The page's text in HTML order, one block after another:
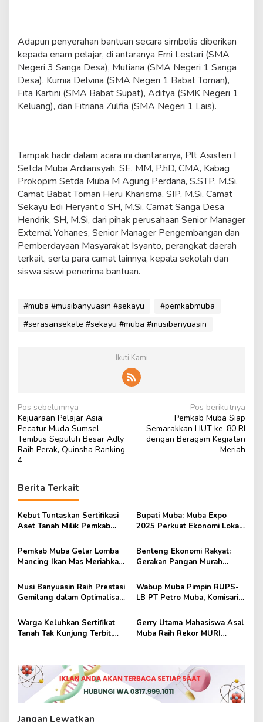
Adapun penyerahan bantuan secara simbolis diberikan
kepada enam pelajar, di antaranya Erni Lestari (SMA
Negeri 3 Sanga Desa), Mutiana (SMA Negeri 1 Sanga
Desa), Kurnia Delvina (SMA Negeri 1 Babat Toman),
Fita Kartini (SMA Babat Supat), Aditya (SMK Negeri 1
Keluang), dan Fitriana Zulfia (SMA Negeri 1 Lais).
Tampak hadir dalam acara ini diantaranya, Plt Asisten I
Setda Muba Ardiansyah, SE, MM, P.hD, CMA, Kabag
Prokopim Setda Muba M Agung Perdana, S.STP, M.Si,
Camat Babat Toman Heru Kharisma, SIP, M.Si, Camat
Sekayu Edi Heryant,o SH, M.Si, Camat Sanga Desa
Hendrik, SH, M.Si, dari pihak perusahaan Senior Manager
External Yohanes, Senior Manager Pengembangan dan
Pemberdayaan Masyarakat Isyanto, perangkat daerah
terkait, serta para camat lainnya, kepala sekolah dan
siswa siswi penerima bantuan.
#muba #musibanyuasin #sekayu
#pemkabmuba
#serasansekate #sekayu #muba #musibanyuasin
Ikuti Kami
N
a
v
i
a
s
i
o
Pos sebelumnya
Kejuaraan Pelajar Asia:
Pecatur Muda Sumsel
Tembus Sepuluh Besar Adly
Raih Perak, Quinsha Ranking
4
Pos berikutnya
Pemkab Muba Siap
Semarakkan HUT ke-80 RI
dengan Beragam Kegiatan
Meriah
Berita Terkait
Kebut Tuntaskan Sertifikasi
Aset Tanah Milik Pemkab
Bupati Muba: Muba Expo
2025 Perkuat Ekonomi Lokal
Pemkab Muba Gelar Lomba
Mancing Ikan Mas Meriahkan
Benteng Ekonomi Rakyat:
Gerakan Pangan Murah
Musi Banyuasin Raih Prestasi
Gemilang dalam Optimalisasi
Jamsostek 2025
Wabup Muba Pimpin RUPS-
LB PT Petro Muba, Komisaris
Disahkan
Warga Keluhkan Sertifikat
Tanah Tak Kunjung Terbit,
Gerry Utama Mahasiswa Asal
Muba Raih Rekor MURI
Jangan Lewatkan